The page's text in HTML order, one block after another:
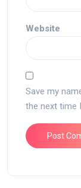
Website
Save my
the next time